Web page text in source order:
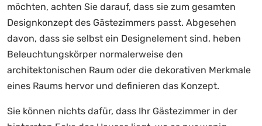
möchten, achten Sie darauf, dass sie zum gesamten
Designkonzept des Gästezimmers passt. Abgesehen
davon, dass sie selbst ein Designelement sind, heben
Beleuchtungskörper normalerweise den
architektonischen Raum oder die dekorativen Merkmale
eines Raums hervor und definieren das Konzept.
Sie können nichts dafür, dass Ihr Gästezimmer in der